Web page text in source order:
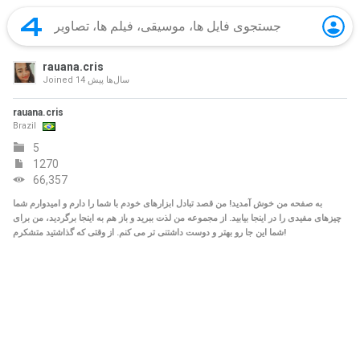
rauana.cris
Joined 14 سال‌ها پیش
rauana.cris
Brazil
5
1270
66,357
به صفحه من خوش آمدید! من قصد تبادل ابزارهای خودم با شما را دارم و امیدوارم شما
چیزهای مفیدی را در اینجا بیابید. از مجموعه من لذت ببرید و باز هم به اینجا برگردید، من برای
شما این جا رو بهتر و دوست داشتنی تر می کنم. از وقتی که گذاشتید متشکرم!